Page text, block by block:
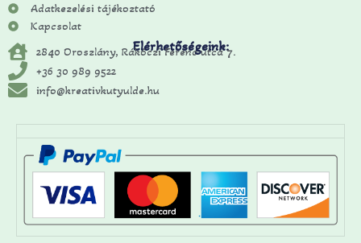
Adatkezelési tájékoztató
Kapcsolat
Elérhetőségeink:
2840 Oroszlány, Rákóczi Ferenc utca 7.
+36 30 989 9522
info@kreativkutyulde.hu